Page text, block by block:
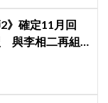
》確定11月回
與李相二再組